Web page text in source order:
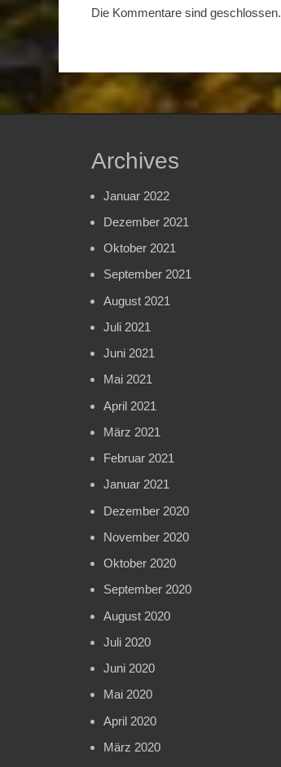
Die Kommentare sind geschlossen.
Archives
Januar 2022
Dezember 2021
Oktober 2021
September 2021
August 2021
Juli 2021
Juni 2021
Mai 2021
April 2021
März 2021
Februar 2021
Januar 2021
Dezember 2020
November 2020
Oktober 2020
September 2020
August 2020
Juli 2020
Juni 2020
Mai 2020
April 2020
März 2020